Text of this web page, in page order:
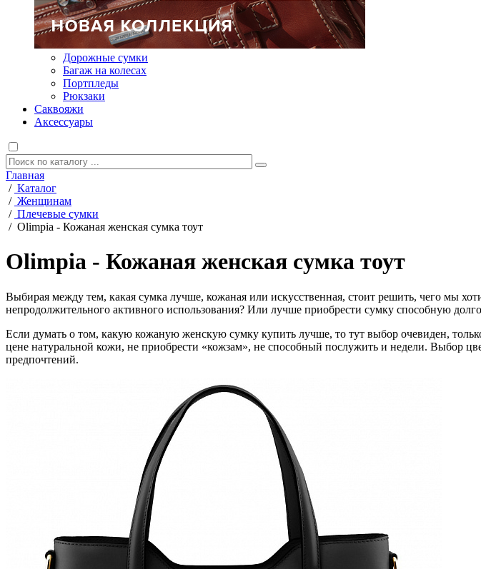
Дорожные сумки
Багаж на колесах
Портпледы
Рюкзаки
Саквояжи
Аксессуары
Главная
/ Каталог
/ Женщинам
/ Плечевые сумки
/ Olimpia - Кожаная женская сумка тоут
Olimpia - Кожаная женская сумка тоут
Выбирая между тем, какая сумка лучше, кожаная или искусственная, стоит решить, чего мы
непродолжительного активного использования? Или лучше приобрести сумку способную
Если думать о том, какую кожаную женскую сумку купить лучше, то тут выбор очевиден,
цене натуральной кожи, не приобрести «кожзам», не способный послужить и недели. Выбор
предпочтений.